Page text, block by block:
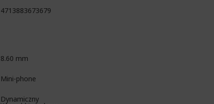
4713883673679
8.60 mm
Mini-phone
Dynamiczny